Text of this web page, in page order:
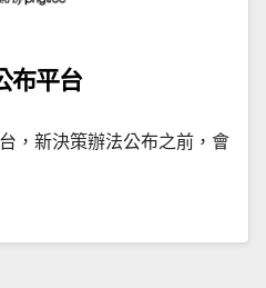
布平台
，新決策辦法公布之前，會